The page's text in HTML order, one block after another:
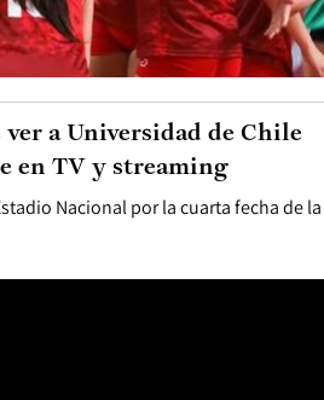
Nacional por la cuarta fecha de la
a Universidad de Chile
en TV y streaming